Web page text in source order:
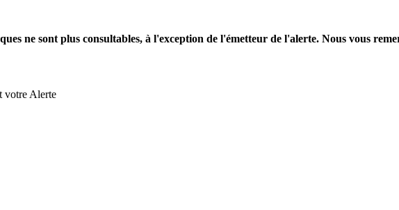
ne sont plus consultables, à l'exception de l'émetteur de l'alerte. Nous vous
votre Alerte